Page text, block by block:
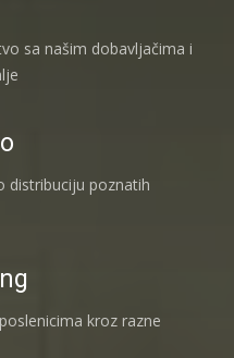
sa našim dobavljačima i
distribuciju poznatih
kroz razne